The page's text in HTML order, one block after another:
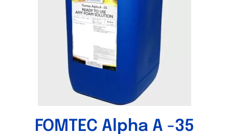
FOMTEC Alpha A -35